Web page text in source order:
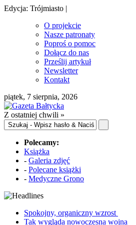
Edycja: Trójmiasto |
O projekcie
Nasze patronaty
Poproś o pomoc
Dołącz do nas
Prześlij artykuł
Newsletter
Kontakt
piątek, 7 sierpnia, 2026
Z ostatniej chwili »
Polecamy:
Książka
- Galeria zdjęć
- Polecane książki
- Medyczne Grono
Spokojny, organiczny wzrost
Tak wygląda nowoczesna wojna